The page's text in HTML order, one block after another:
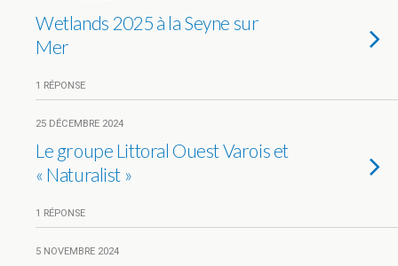
Wetlands 2025 à la Seyne sur
Mer
1 RÉPONSE
25 DÉCEMBRE 2024
Le groupe Littoral Ouest Varois et
« Naturalist »
1 RÉPONSE
5 NOVEMBRE 2024